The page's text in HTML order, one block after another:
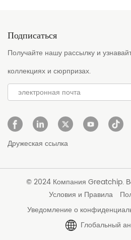
Подписаться
Получайте нашу рассылку и
коллекциях и сюрпризах.
Дружеская ссылка
© 2024 Компания Greatchip.
Условия и Правила
Уведомление о
Глобальный